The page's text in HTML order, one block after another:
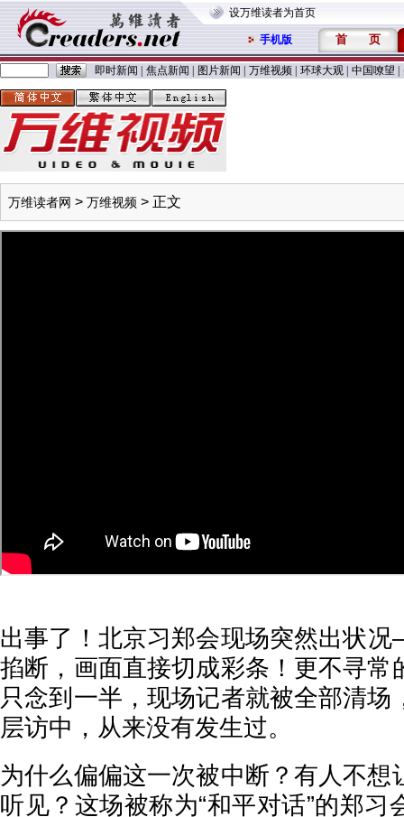
设万维读者为首页
手机版 首 页
即时新闻 焦点新闻 图片新闻 万维视频 环球大观 中国嘹望
万维读者网 > 万维视频 > 正文
出事了！北京习郑会现场突然出状
掐断，画面直接切成彩条！更不寻常
只念到一半，现场记者就被全部清场
层访中，从来没有发生过。
为什么偏偏这一次被中断？有人不想
听见？这场被称为“和平对话”的郑习